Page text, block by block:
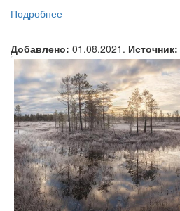
Подробнее
Добавлено: 01.08.2021. Источник: